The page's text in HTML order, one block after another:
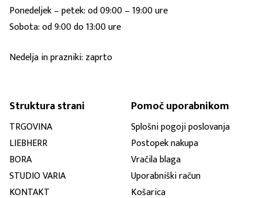
Ponedeljek – petek: od 09:00 – 19:00 ure
Sobota: od 9:00 do 13:00 ure
Nedelja in prazniki: zaprto
Struktura strani
TRGOVINA
LIEBHERR
BORA
STUDIO VARIA
KONTAKT
Pomoč uporabnikom
Splošni pogoji poslovanja
Postopek nakupa
Vračila blaga
Uporabniški račun
Košarica